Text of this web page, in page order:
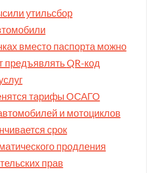
утильсбор
вместо паспорта можно
предъявлять QR-код
тарифы ОСАГО
и мотоциклов
срок
продления
прав